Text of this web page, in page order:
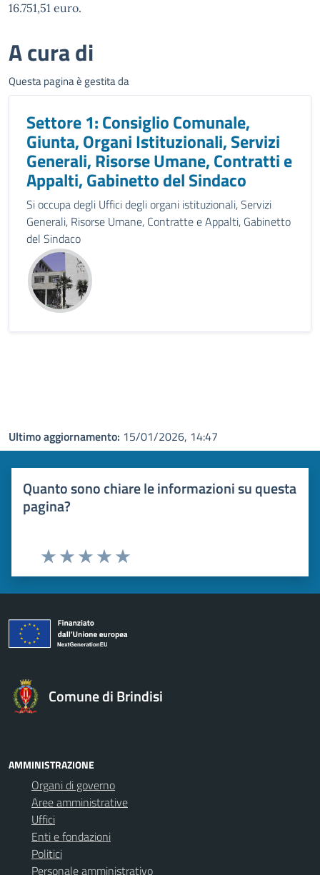
16.751,51 euro.
A cura di
Questa pagina è gestita da
Settore 1: Consiglio Comunale,
Giunta, Organi Istituzionali, Servizi
Generali, Risorse Umane, Contratti e
Appalti, Gabinetto del Sindaco
Si occupa degli Uffici degli organi istituzionali, Servizi
Generali, Risorse Umane, Contratte e Appalti, Gabinetto
del Sindaco
Ultimo aggiornamento: 15/01/2026, 14:47
Quanto sono chiare le informazioni su questa
pagina?
Valuta 5 stelle su 5
Valuta 4 stelle su 5
Valuta 3 stelle su 5
Valuta 2 stelle su 5
Valuta 1 stelle su 5
Comune di Brindisi
AMMINISTRAZIONE
Organi di governo
Aree amministrative
Uffici
Enti e fondazioni
Politici
Personale amministrativo